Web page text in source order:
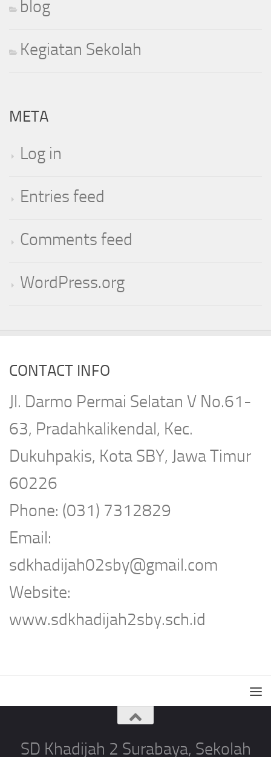
blog
Kegiatan Sekolah
META
Log in
Entries feed
Comments feed
WordPress.org
CONTACT INFO
Jl. Darmo Permai Selatan V No.61-
63, Pradahkalikendal, Kec.
Dukuhpakis, Kota SBY, Jawa Timur
60226
Phone: (031) 7312829
Email:
sdkhadijah02sby@gmail.com
Website:
www.sdkhadijah2sby.sch.id
SD Khadijah 2 Surabaya, Sekolah